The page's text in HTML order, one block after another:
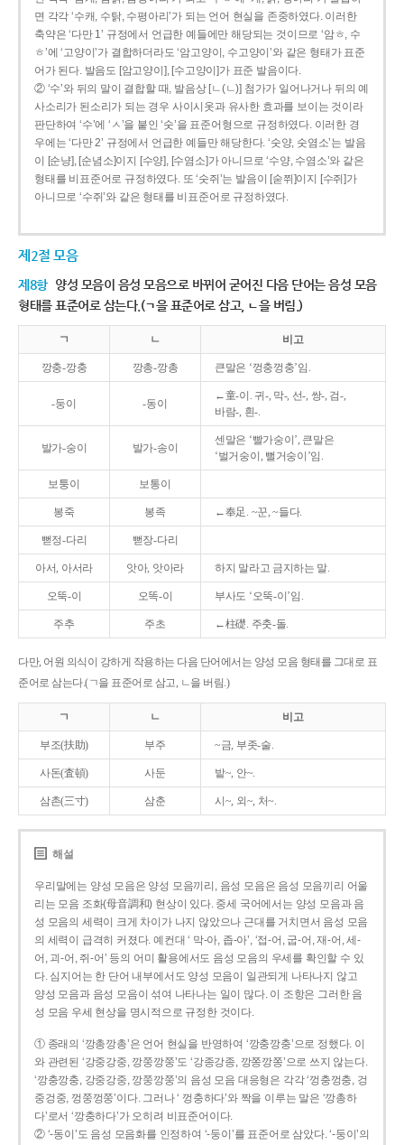
면 각각 ‘수캐, 수탉, 수평아리’가 되는 언어 현실을 존중하였다. 이러한
축약은 ‘다만 1’ 규정에서 언급한 예들에만 해당되는 것이므로 ‘암ㅎ, 수
ㅎ’에 ‘고양이’가 결합하더라도 ‘암고양이, 수고양이’와 같은 형태가 표준
어가 된다. 발음도 [암고양이], [수고양이]가 표준 발음이다.
② ‘수’와 뒤의 말이 결합할 때, 발음상 [ㄴ(ㄴ)] 첨가가 일어나거나 뒤의 예
사소리가 된소리가 되는 경우 사이시옷과 유사한 효과를 보이는 것이라
판단하여 ‘수’에 ‘ㅅ’을 붙인 ‘숫’을 표준어형으로 규정하였다. 이러한 경
우에는 ‘다만 2’ 규정에서 언급한 예들만 해당한다. ‘숫양, 숫염소’는 발음
이 [순냥], [순념소]이지 [수양], [수염소]가 아니므로 ‘수양, 수염소’와 같은
형태를 비표준어로 규정하였다. 또 ‘숫쥐’는 발음이 [숟쮜]이지 [수쥐]가
아니므로 ‘수쥐’와 같은 형태를 비표준어로 규정하였다.
제2절 모음
제8항 양성 모음이 음성 모음으로 바뀌어 굳어진 다음 단어는 음성 모음
형태를 표준어로 삼는다.(ㄱ을 표준어로 삼고, ㄴ을 버림.)
ㄱ ㄴ 비고
깡충-깡충 깡총-깡총 큰말은 ‘껑충껑충’임.
-둥이 -동이
←童-이. 귀-, 막-, 선-, 쌍-, 검-,
바람-, 흰-.
발가-숭이 발가-송이
센말은 ‘빨가숭이’, 큰말은
‘벌거숭이, 뻘거숭이’임.
보퉁이 보통이
봉죽 봉족 ←奉足. ~꾼, ~들다.
뻗정-다리 뻗장-다리
아서, 아서라 앗아, 앗아라 하지 말라고 금지하는 말.
오뚝-이 오똑-이 부사도 ‘오뚝-이’임.
주추 주초 ←柱礎. 주춧-돌.
다만, 어원 의식이 강하게 작용하는 다음 단어에서는 양성 모음 형태를 그대로 표
준어로 삼는다.(ㄱ을 표준어로 삼고, ㄴ을 버림.)
ㄱ ㄴ 비고
부조(扶助) 부주 ~금, 부좃-술.
사돈(査頓) 사둔 밭~, 안~.
삼촌(三寸) 삼춘 시~, 외~, 처~.
해설
우리말에는 양성 모음은 양성 모음끼리, 음성 모음은 음성 모음끼리 어울
리는 모음 조화(母音調和) 현상이 있다. 중세 국어에서는 양성 모음과 음
성 모음의 세력이 크게 차이가 나지 않았으나 근대를 거치면서 음성 모음
의 세력이 급격히 커졌다. 예컨대 ‘ 막-아, 좁-아’, ‘접-어, 굽-어, 재-어, 세-
어, 괴-어, 쥐-어’ 등의 어미 활용에서도 음성 모음의 우세를 확인할 수 있
다. 심지어는 한 단어 내부에서도 양성 모음이 일관되게 나타나지 않고
양성 모음과 음성 모음이 섞여 나타나는 일이 많다. 이 조항은 그러한 음
성 모음 우세 현상을 명시적으로 규정한 것이다.
① 종래의 ‘깡총깡총’은 언어 현실을 반영하여 ‘깡충깡충’으로 정했다. 이
와 관련된 ‘강중강중, 깡쭝깡쭝’도 ‘강종강종, 깡쫑깡쫑’으로 쓰지 않는다.
‘깡충깡충, 강중강중, 깡쭝깡쭝’의 음성 모음 대응형은 각각 ‘껑충껑충, 겅
중겅중, 껑쭝껑쭝’이다. 그러나 ‘ 껑충하다’와 짝을 이루는 말은 ‘깡총하
다’로서 ‘깡충하다’가 오히려 비표준어이다.
② ‘-동이’도 음성 모음화를 인정하여 ‘-둥이’를 표준어로 삼았다. ‘-둥이’의